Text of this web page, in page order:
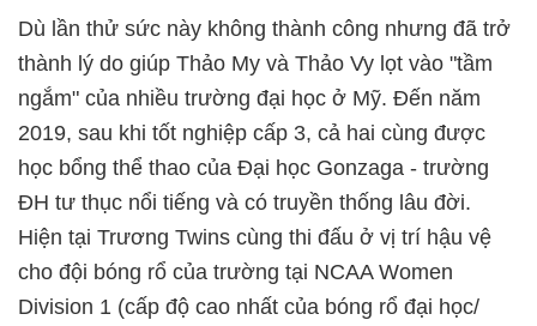
Dù lần thử sức này không thành công nhưng đã trở
thành lý do giúp Thảo My và Thảo Vy lọt vào "tầm
ngắm" của nhiều trường đại học ở Mỹ. Đến năm
2019, sau khi tốt nghiệp cấp 3, cả hai cùng được
học bổng thể thao của Đại học Gonzaga - trường
ĐH tư thục nổi tiếng và có truyền thống lâu đời.
Hiện tại Trương Twins cùng thi đấu ở vị trí hậu vệ
cho đội bóng rổ của trường tại NCAA Women
Division 1 (cấp độ cao nhất của bóng rổ đại học/